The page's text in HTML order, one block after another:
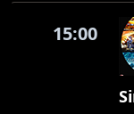
15:00